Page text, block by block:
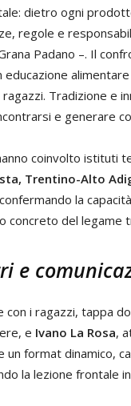
dietro ogni
regole e
Padano –. Il
educazione
Tradizione e
e generare
coinvolto istituti
Trentino-Alto
la
concreto del
e
con i ragazzi, tappa
e Ivano La Rosa,
un format dinamico,
la lezione frontale